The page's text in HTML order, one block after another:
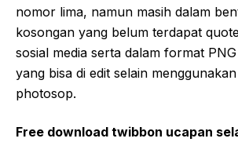
nomor lima, namun masih dalam
kosongan yang belum terdapat
sosial media serta dalam format
yang bisa di edit selain
photosop.
Free download twibbon ucapan